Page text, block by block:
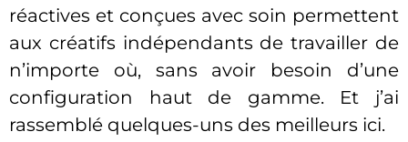
réactives et conçues avec soin permettent
aux créatifs indépendants de travailler de
n’importe où, sans avoir besoin d’une
configuration haut de gamme. Et j’ai
rassemblé quelques-uns des meilleurs ici.